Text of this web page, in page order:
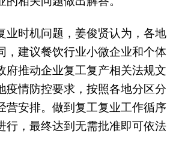
业时机问题，姜俊贤认为，各地
，建议餐饮行业小微企业和个体
府推动企业复工复产相关法规文
疫情防控要求，按照各地分区分
营安排。做到复工复业工作循序
行，最终达到无需批准即可依法